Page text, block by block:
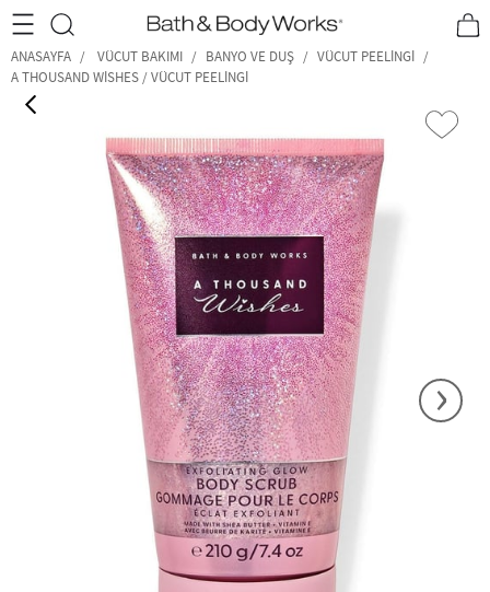
•2200₺ ve Üzeri Kargo Ücretsiz!• *Promosyon Detayları
ANASAYFA VÜCUT BAKIMI BANYO VE DUŞ
VÜCUT PEELINGI
A THOUSAND WISHES / VÜCUT PEELINGI
›